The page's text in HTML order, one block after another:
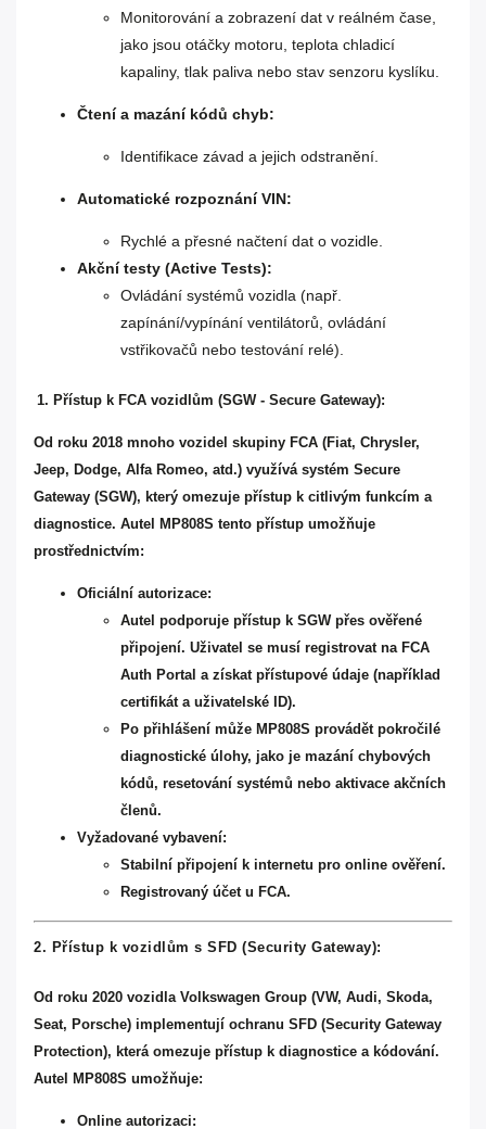
Monitorování a zobrazení dat v reálném čase,
jako jsou otáčky motoru, teplota chladicí
kapaliny, tlak paliva nebo stav senzoru kyslíku.
Čtení a mazání kódů chyb:
Identifikace závad a jejich odstranění.
Automatické rozpoznání VIN:
Rychlé a přesné načtení dat o vozidle.
Akční testy (Active Tests):
Ovládání systémů vozidla (např.
zapínání/vypínání ventilátorů, ovládání
vstřikovačů nebo testování relé).
1. Přístup k FCA vozidlům (SGW - Secure Gateway):
Od roku 2018 mnoho vozidel skupiny FCA (Fiat, Chrysler,
Jeep, Dodge, Alfa Romeo, atd.) využívá systém Secure
Gateway (SGW), který omezuje přístup k citlivým funkcím a
diagnostice. Autel MP808S tento přístup umožňuje
prostřednictvím:
Oficiální autorizace:
Autel podporuje přístup k SGW přes ověřené
připojení. Uživatel se musí registrovat na FCA
Auth Portal a získat přístupové údaje (například
certifikát a uživatelské ID).
Po přihlášení může MP808S provádět pokročilé
diagnostické úlohy, jako je mazání chybových
kódů, resetování systémů nebo aktivace akčních
členů.
Vyžadované vybavení:
Stabilní připojení k internetu pro online ověření.
Registrovaný účet u FCA.
2. Přístup k vozidlům s SFD (Security Gateway):
Od roku 2020 vozidla Volkswagen Group (VW, Audi, Skoda,
Seat, Porsche) implementují ochranu SFD (Security Gateway
Protection), která omezuje přístup k diagnostice a kódování.
Autel MP808S umožňuje:
Online autorizaci: